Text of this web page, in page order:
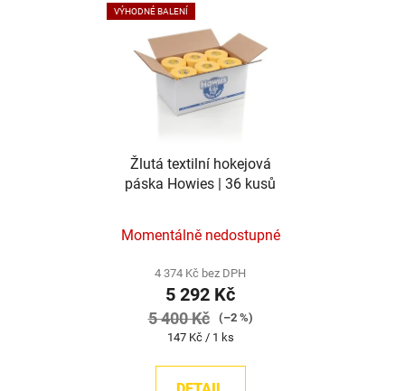
VÝHODNÉ BALENÍ
Žlutá textilní hokejová
páska Howies | 36 kusů
Momentálně nedostupné
4 374 Kč bez DPH
5 292 Kč
5 400 Kč
(–2 %)
Měrná
147 Kč / 1 ks